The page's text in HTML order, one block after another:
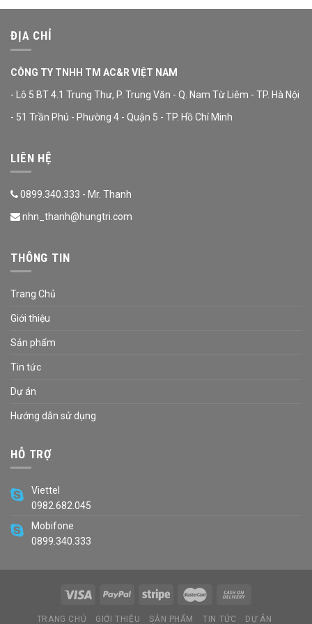
ĐỊA CHỈ
CÔNG TY TNHH TM AC&R VIỆT NAM
- Lô 5 BT 4.1 Trung Thư, P. Trung Văn - Q. Nam Từ Liêm - TP. Hà Nội
- 51 Trần Phú - Phường 4 - Quận 5 - TP. Hồ Chí Minh
LIÊN HỆ
0899.340.333 - Mr. Thanh
nhn_thanh@hungtri.com
THÔNG TIN
Trang Chủ
Giới thiệu
Sản phẩm
Tin tức
Dự án
Hướng dẫn sử dụng
HỖ TRỢ
Viettel
0982.682.045
Mobifone
0899.340.333
TRANG CHỦ GIỚI THIỆU SẢN PHẨM TIN TỨC
DỰ ÁN